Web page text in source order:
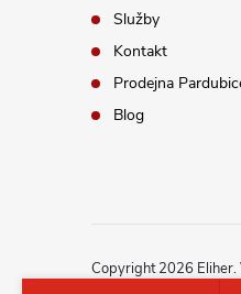
Služby
Kontakt
Prodejna
Blog
Copyright 2026 Eliher.